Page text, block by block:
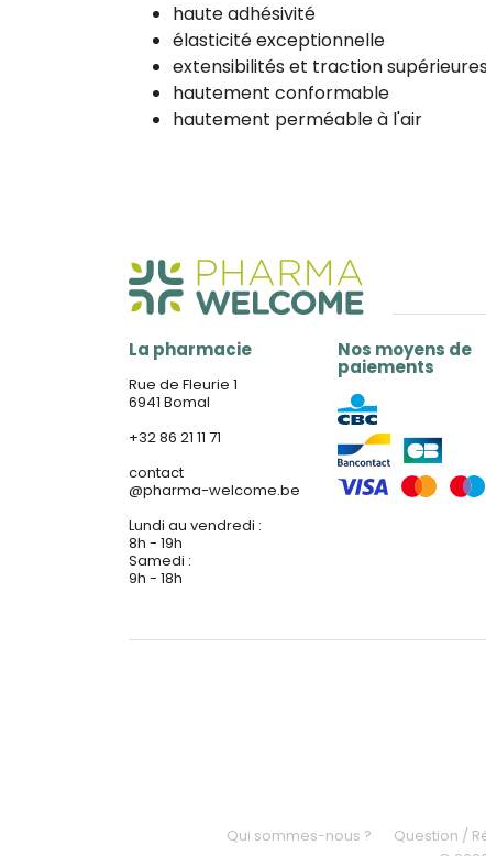
haute adhésivité
élasticité exceptionnelle
extensibilités et traction supérieures
hautement conformable
hautement perméable à l'air
La pharmacie
Rue de Fleurie 1
6941 Bomal
+32 86 21 11 71
contact
@pharma-welcome.be
Lundi au vendredi :
8h - 19h
Samedi :
9h - 18h
Nos moyens de
paiements
Qui sommes-nous ? Question /